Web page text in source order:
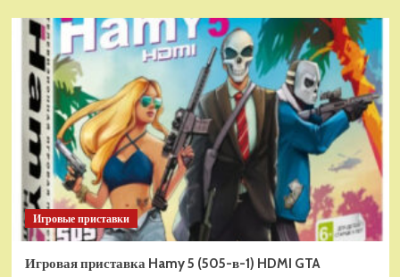
Игровые приставки
Игровая приставка Hamy 5 (505-в-1) HDMI GTA